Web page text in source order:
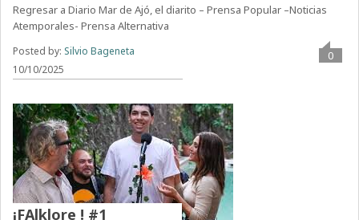
Regresar a Diario Mar de Ajó, el diarito – Prensa Popular –Noticias
Atemporales- Prensa Alternativa
Posted by: Silvio Bageneta
10/10/2025
0
¡FAlklore ! #1